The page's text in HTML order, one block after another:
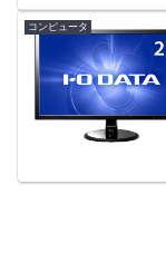
コンピュータ